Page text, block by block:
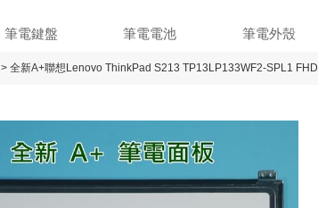
筆電鍵盤 筆電電池 筆電外殼
> 全新A+聯想Lenovo ThinkPad S213 TP13LP133WF2-SPL1 FHD